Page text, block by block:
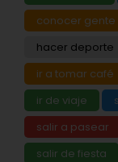
conocer gente
hacer deporte
ir a tomar café
ir de viaje
salir a pasear
salir de fiesta